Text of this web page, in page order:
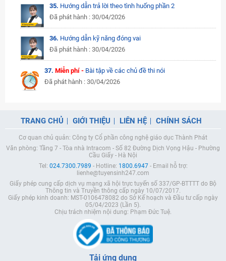
35. Hướng dẫn trả lời theo tình huống phần 2
Đã phát hành : 30/04/2026
36. Hướng dẫn kỹ năng đóng vai
Đã phát hành : 30/04/2026
37.Miễn phí - Bài tập về các chủ đề thi nói
Đã phát hành : 30/04/2026
TRANG CHỦ GIỚI THIỆU LIÊN HỆ CHÍNH SÁCH
Cơ quan chủ quản: Công ty Cổ phần công nghệ giáo dục Thành Phát
Văn phòng: Tầng 7 - Tòa nhà Intracom - Số 82 Đường Dịch Vọng Hậu - Phường
Cầu Giấy - Hà Nội
Tel: 024.7300.7989 - Hotline: 1800.6947- Email hỗ trợ:
lienhe@tuyensinh247.com
Giấy phép cung cấp dịch vụ mạng xã hội trực tuyến số 337/GP-BTTTT do Bộ
Thông tin và Truyền thông cấp ngày 10/07/2017.
Giấy phép kinh doanh: MST-0106478082 do Sở Kế hoạch và Đầu tư cấp ngày
05/04/2023 (Lần 5).
Chịu trách nhiệm nội dung: Phạm Đức Tuệ.
Tải ứng dụng